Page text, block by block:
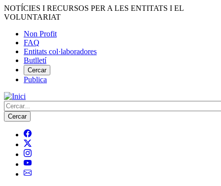
Vés
al
NOTÍCIES I RECURSOS PER A LES ENTITATS I EL
VOLUNTARIAT
Menú
del
compte
d'usuari
Non Profit
FAQ
Entitats col·laboradores
Butlletí
Cercar
Publica
Cerca